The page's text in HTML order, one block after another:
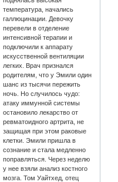
температура, начались
галлюцинации. Девочку
перевели в отделение
интенсивной терапии и
подключили к аппарату
искусственной вентиляции
легких. Врач признался
родителям, что у Эмили один
шанс из тысячи пережить
ночь. Но случилось чудо:
атаку иммунной системы
остановило лекарство от
ревматоидного артрита, не
защищая при этом раковые
клетки. Эмили пришла в
сознание и стала медленно
поправляться. Через неделю
у нее взяли анализ костного
мозга. Том Уайтхед, отец